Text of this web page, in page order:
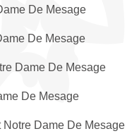
De Mesage
De Mesage
Dame De Mesage
De Mesage
Dame De Mesage